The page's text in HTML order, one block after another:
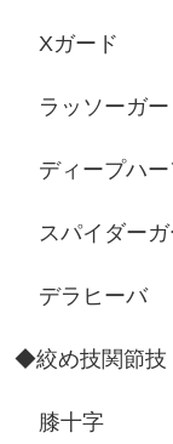
Xガード
ラッソーガー
ディープハ
スパイダーガ
デラヒーバ
◆絞め技関節技
膝十字